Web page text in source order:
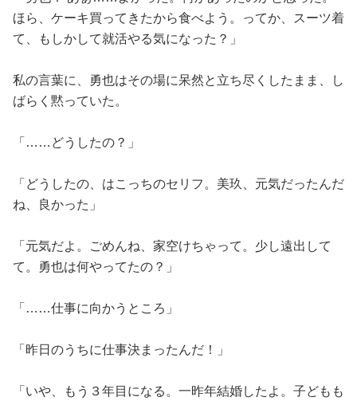
ほら、ケーキ買ってきたから食べよう。ってか、スーツ着
て、もしかして就活やる気になった？」
私の言葉に、勇也はその場に呆然と立ち尽くしたまま、し
ばらく黙っていた。
「……どうしたの？」
「どうしたの、はこっちのセリフ。美玖、元気だったんだ
ね、良かった」
「元気だよ。ごめんね、家空けちゃって。少し遠出して
て。勇也は何やってたの？」
「……仕事に向かうところ」
「昨日のうちに仕事決まったんだ！」
「いや、もう３年目になる。一昨年結婚したよ。子どもも